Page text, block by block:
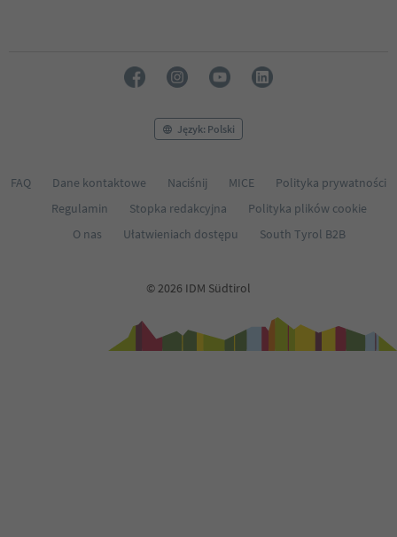
Język: Polski
FAQ Dane kontaktowe Naciśnij MICE
Polityka prywatności
Regulamin
Stopka redakcyjna
Polityka plików cookie
O nas
Ułatwieniach dostępu South Tyrol B2B
© 2026 IDM Südtirol